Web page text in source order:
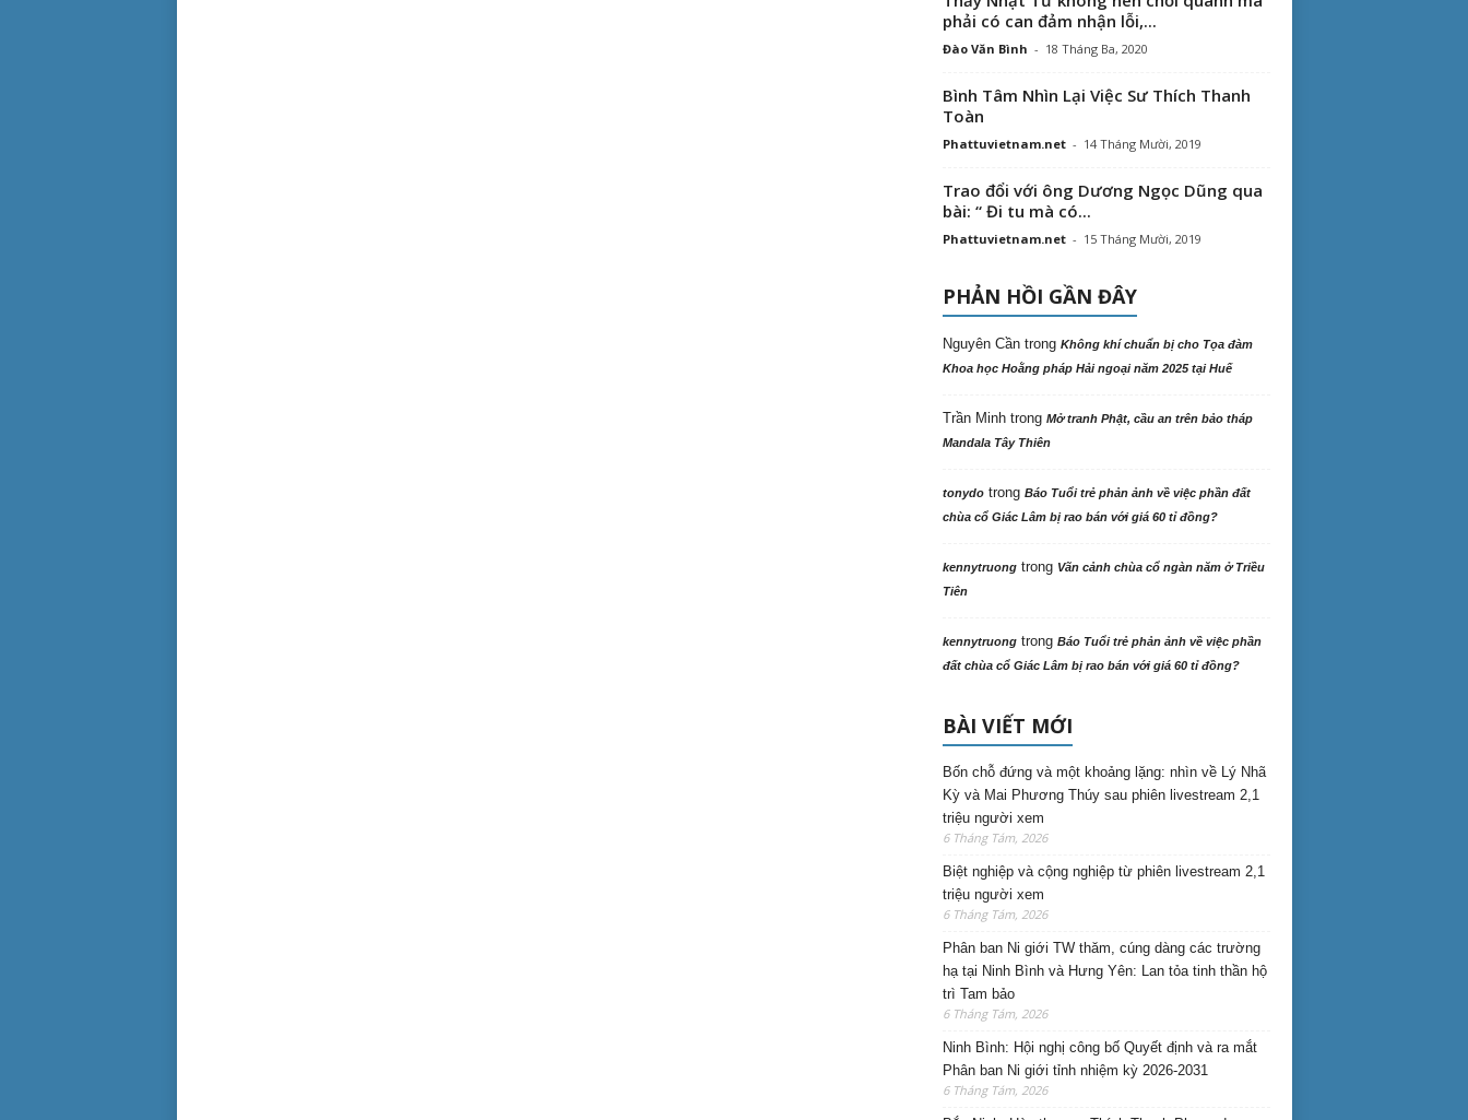
phải có can đảm nhận lỗi,...
Đào Văn Bình - 18 Tháng Ba, 2020
Bình Tâm Nhìn Lại Việc Sư Thích Thanh
Toàn
Phattuvietnam.net - 14 Tháng Mười, 2019
Trao đổi với ông Dương Ngọc Dũng qua
bài: “ Đi tu mà có...
Phattuvietnam.net - 15 Tháng Mười, 2019
PHẢN HỒI GẦN ĐÂY
Nguyên Cầntrong Không khí chuẩn bị cho Tọa đàm
Khoa học Hoằng pháp Hải ngoại năm 2025 tại Huế
Trần Minhtrong Mở tranh Phật, cầu an trên bảo tháp
Mandala Tây Thiên
tonydotrong Báo Tuổi trẻ phản ảnh về việc phần đất
chùa cổ Giác Lâm bị rao bán với giá 60 tỉ đồng?
kennytruongtrong Vãn cảnh chùa cổ ngàn năm ở Triều
Tiên
kennytruongtrong Báo Tuổi trẻ phản ảnh về việc phần
đất chùa cổ Giác Lâm bị rao bán với giá 60 tỉ đồng?
BÀI VIẾT MỚI
Bốn chỗ đứng và một khoảng lặng: nhìn về Lý Nhã
Kỳ và Mai Phương Thúy sau phiên livestream 2,1
triệu người xem
6 Tháng Tám, 2026
Biệt nghiệp và cộng nghiệp từ phiên livestream 2,1
triệu người xem
6 Tháng Tám, 2026
Phân ban Ni giới TW thăm, cúng dàng các trường
hạ tại Ninh Bình và Hưng Yên: Lan tỏa tinh thần hộ
trì Tam bảo
6 Tháng Tám, 2026
Ninh Bình: Hội nghị công bố Quyết định và ra mắt
Phân ban Ni giới tỉnh nhiệm kỳ 2026-2031
6 Tháng Tám, 2026